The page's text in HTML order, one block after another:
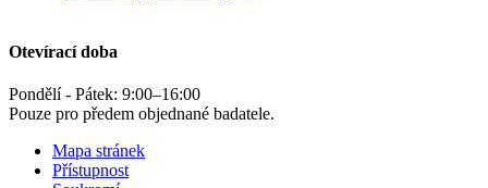
Otevírací doba
Pondělí - Pátek: 9:00–16:00
Pouze pro předem objednané badatele.
Mapa stránek
Přístupnost